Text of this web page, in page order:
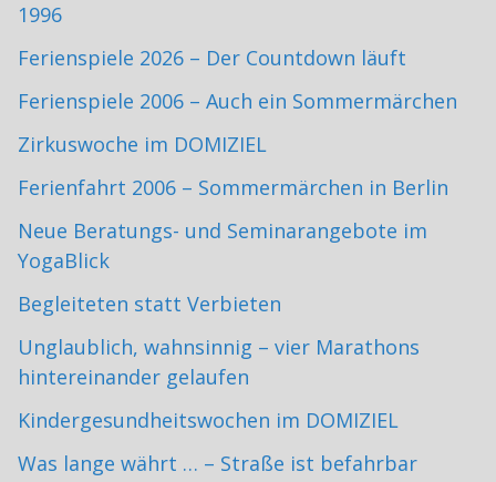
1996
Ferienspiele 2026 – Der Countdown läuft
Ferienspiele 2006 – Auch ein Sommermärchen
Zirkuswoche im DOMIZIEL
Ferienfahrt 2006 – Sommermärchen in Berlin
Neue Beratungs- und Seminarangebote im
YogaBlick
Begleiteten statt Verbieten
Unglaublich, wahnsinnig – vier Marathons
hintereinander gelaufen
Kindergesundheitswochen im DOMIZIEL
Was lange währt … – Straße ist befahrbar